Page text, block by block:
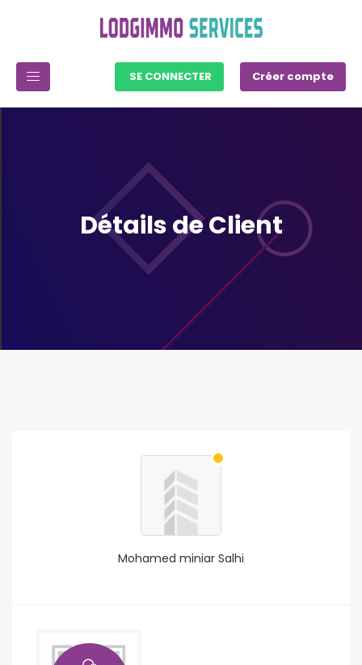
SE CONNECTER Créer compte
Détails de Client
Mohamed miniar Salhi